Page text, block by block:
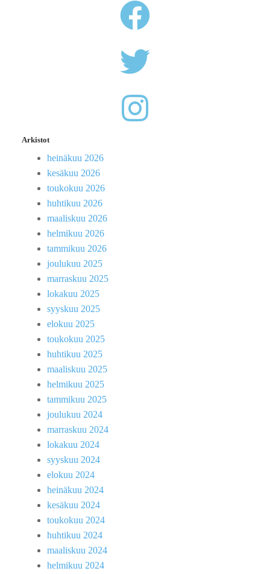
Arkistot
heinäkuu 2026
kesäkuu 2026
toukokuu 2026
huhtikuu 2026
maaliskuu 2026
helmikuu 2026
tammikuu 2026
joulukuu 2025
marraskuu 2025
lokakuu 2025
syyskuu 2025
elokuu 2025
toukokuu 2025
huhtikuu 2025
maaliskuu 2025
helmikuu 2025
tammikuu 2025
joulukuu 2024
marraskuu 2024
lokakuu 2024
syyskuu 2024
elokuu 2024
heinäkuu 2024
kesäkuu 2024
toukokuu 2024
huhtikuu 2024
maaliskuu 2024
helmikuu 2024